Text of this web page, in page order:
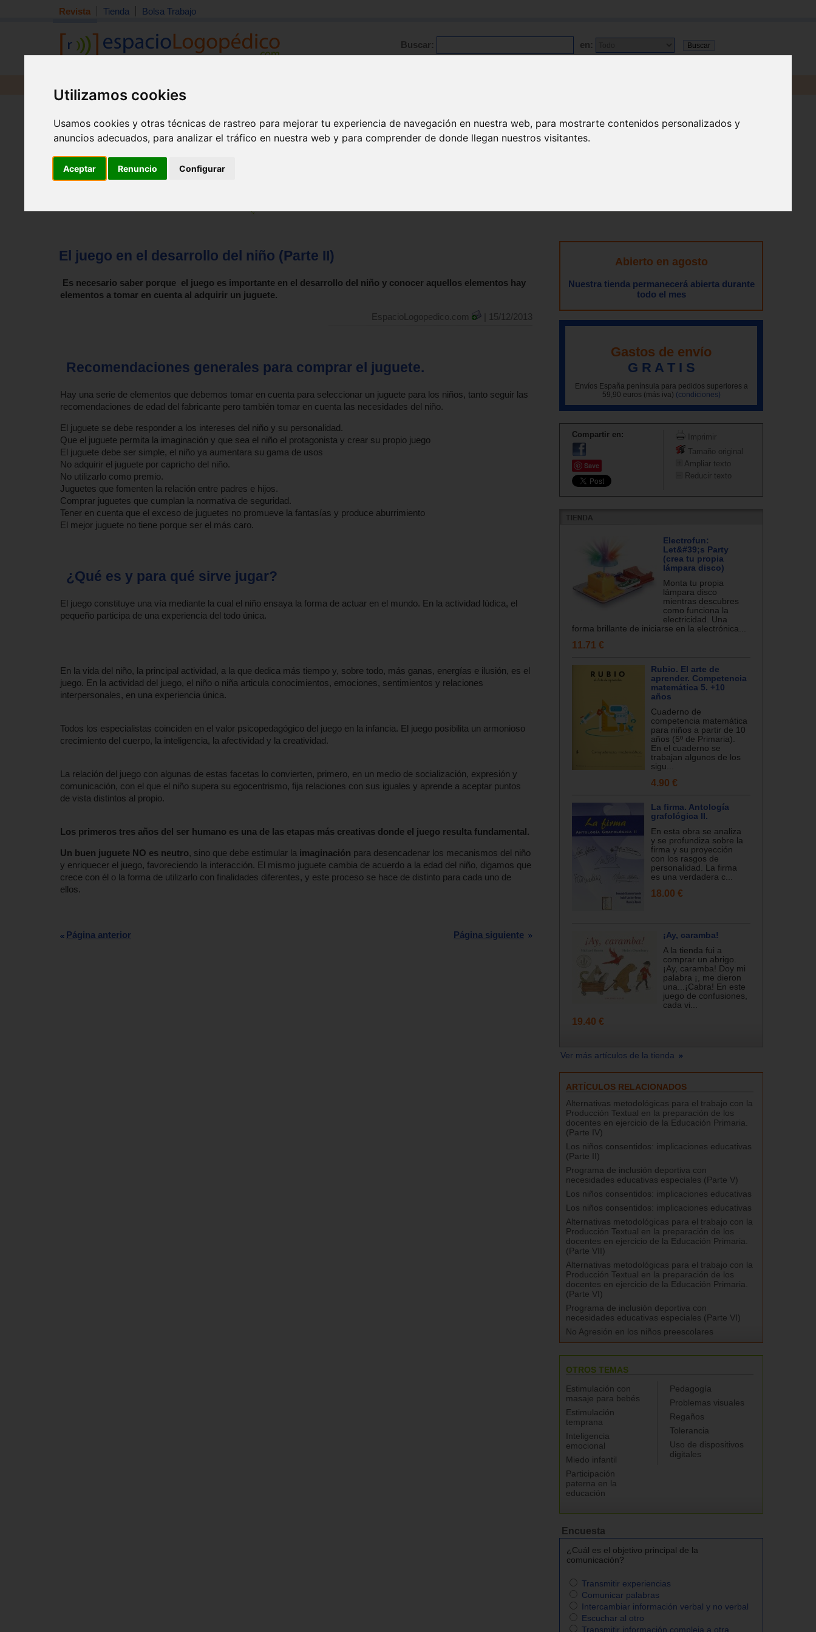
Utilizamos cookies
Usamos cookies y otras técnicas de rastreo para mejorar tu experiencia de navegación en nuestra web, para mostrarte contenidos personalizados y
anuncios adecuados, para analizar el tráfico en nuestra web y para comprender de donde llegan nuestros visitantes.
Aceptar Renuncio Configurar
Revista Tienda Bolsa Trabajo
Buscar: en:
Revista Material
Tema quincena |Detección | Orientación
Inicio> Revista
El juego en el desarrollo del niño (Parte II)
Es necesario saber porque el juego es importante en el desarrollo del niño y conocer aquellos elementos hay
elementos a tomar en cuenta al adquirir un juguete.
EspacioLogopedico.com | 15/12/2013
Recomendaciones generales para comprar el juguete.
Hay una serie de elementos que debemos tomar en cuenta para seleccionar un juguete para los niños, tanto seguir las
recomendaciones de edad del fabricante pero también tomar en cuenta las necesidades del niño.
El juguete se debe responder a los intereses del niño y su personalidad.
Que el juguete permita la imaginación y que sea el niño el protagonista y crear su propio juego
El juguete debe ser simple, el niño ya aumentara su gama de usos
No adquirir el juguete por capricho del niño.
No utilizarlo como premio.
Juguetes que fomenten la relación entre padres e hijos.
Comprar juguetes que cumplan la normativa de seguridad.
Tener en cuenta que el exceso de juguetes no promueve la fantasías y produce aburrimiento
El mejor juguete no tiene porque ser el más caro.
¿Qué es y para qué sirve jugar?
El juego constituye una vía mediante la cual el niño ensaya la forma de actuar en el mundo. En la actividad lúdica, el
pequeño participa de una experiencia del todo única.
En la vida del niño, la principal actividad, a la que dedica más tiempo y, sobre todo, más ganas, energías e ilusión, es el
juego. En la actividad del juego, el niño o niña articula conocimientos, emociones, sentimientos y relaciones
interpersonales, en una experiencia única.
Todos los especialistas coinciden en el valor psicopedagógico del juego en la infancia. El juego posibilita un armonioso
crecimiento del cuerpo, la inteligencia, la afectividad y la creatividad.
La relación del juego con algunas de estas facetas lo convierten, primero, en un medio de socialización, expresión y
comunicación, con el que el niño supera su egocentrismo, fija relaciones con sus iguales y aprende a aceptar puntos
de vista distintos al propio.
Los primeros tres años del ser humano es una de las etapas más creativas donde el juego resulta fundamental.
Un buen juguete NO es neutro, sino que debe estimular la imaginación para desencadenar los mecanismos del niño
y enriquecer el juego, favoreciendo la interacción. El mismo juguete cambia de acuerdo a la edad del niño, digamos que
crece con él o la forma de utilizarlo con finalidades diferentes, y este proceso se hace de distinto para cada uno de
ellos.
Página anterior Página siguiente
Abierto en agosto
Nuestra tienda permanecerá abierta durante
todo el mes
Gastos de envío
G R A T I S
Envíos España península para pedidos superiores a
59,90 euros (más iva) (condiciones)
Compartir en:
Save
Imprimir
Tamaño original
Ampliar texto
Reducir texto
Electrofun:
Let&#39;s Party
(crea tu propia
lámpara disco)
Monta tu propia
lámpara disco
mientras descubres
como funciona la
electricidad. Una
forma brillante de iniciarse en la electrónica...
11.71 €
Rubio. El arte de
aprender. Competencia
matemática 5. +10
años
Cuaderno de
competencia matemática
para niños a partir de 10
años (5º de Primaria).
En el cuaderno se
trabajan algunos de los
sigu...
4.90 €
La firma. Antología
grafológica II.
En esta obra se analiza
y se profundiza sobre la
firma y su proyección
con los rasgos de
personalidad. La firma
es una verdadera c...
18.00 €
¡Ay, caramba!
A la tienda fui a
comprar un abrigo.
¡Ay, caramba! Doy mi
palabra ¡, me dieron
una...¡Cabra! En este
juego de confusiones,
cada vi...
19.40 €
Ver más artículos de la tienda
ARTÍCULOS RELACIONADOS
Alternativas metodológicas para el trabajo con la
Producción Textual en la preparación de los
docentes en ejercicio de la Educación Primaria.
(Parte IV)
Los niños consentidos: implicaciones educativas
(Parte II)
Programa de inclusión deportiva con
necesidades educativas especiales (Parte V)
Los niños consentidos: implicaciones educativas
Los niños consentidos: implicaciones educativas
Alternativas metodológicas para el trabajo con la
Producción Textual en la preparación de los
docentes en ejercicio de la Educación Primaria.
(Parte VII)
Alternativas metodológicas para el trabajo con la
Producción Textual en la preparación de los
docentes en ejercicio de la Educación Primaria.
(Parte VI)
Programa de inclusión deportiva con
necesidades educativas especiales (Parte VI)
No Agresión en los niños preescolares
OTROS TEMAS
Estimulación con
masaje para bebés
Estimulación
temprana
Inteligencia
emocional
Miedo infantil
Participación
paterna en la
educación
Pedagogía
Problemas visuales
Regaños
Tolerancia
Uso de dispositivos
digitales
Encuesta
¿Cuál es el objetivo principal de la
comunicación?
Transmitir experiencias
Comunicar palabras
Intercambiar información verbal y no verbal
Escuchar al otro
Transmitir información compleja a otra